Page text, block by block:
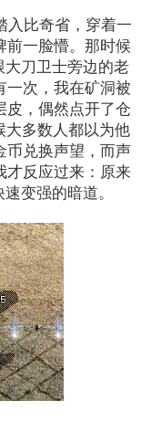
入比奇省，穿着一
前一脸懵。那时候
大刀卫士旁边的老
一次，我在矿洞被
皮，偶然点开了仓
多数人都以为他
币兑换声望，而声
才反应过来：原来
变强的暗道。